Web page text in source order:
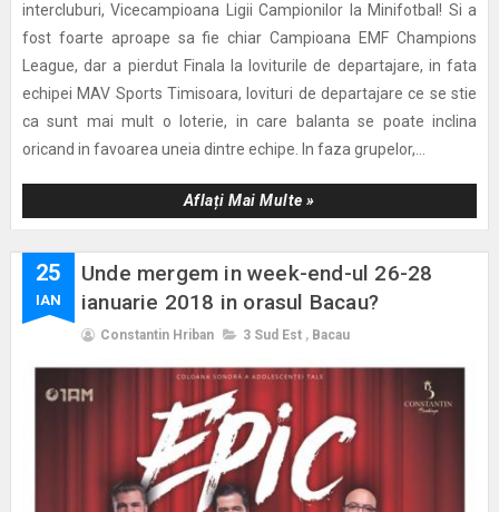
intercluburi, Vicecampioana Ligii Campionilor la Minifotbal! Si a
fost foarte aproape sa fie chiar Campioana EMF Champions
League, dar a pierdut Finala la loviturile de departajare, in fata
echipei MAV Sports Timisoara, lovituri de departajare ce se stie
ca sunt mai mult o loterie, in care balanta se poate inclina
oricand in favoarea uneia dintre echipe. In faza grupelor,...
Aflați Mai Multe »
25
IAN
Unde mergem in week-end-ul 26-28
ianuarie 2018 in orasul Bacau?
Constantin Hriban 3 Sud Est , Bacau